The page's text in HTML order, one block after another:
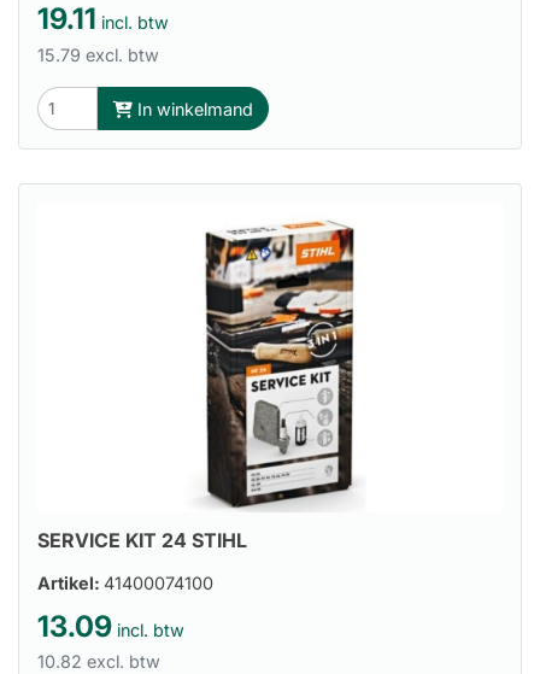
19.11 incl. btw
15.79 excl. btw
In winkelmand
SERVICE KIT 24 STIHL
Artikel: 41400074100
13.09 incl. btw
10.82 excl. btw